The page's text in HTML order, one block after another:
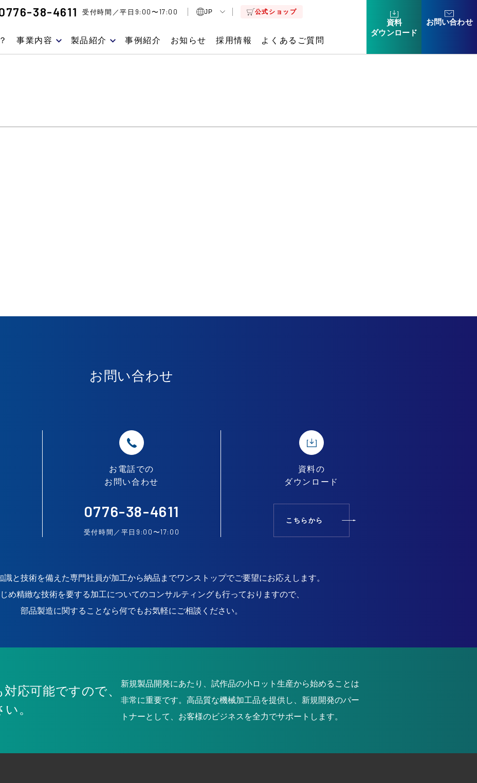
38-4611 受付時間／平日 9:00 〜17:00 JP 公式ショップ
事業内容 製品紹介 事例紹介 お知らせ 採用情報 よくあるご質問
資料
ダウンロード
お問い合わせ
お問い合わせ
お電話での
お問い合わせ
0776-38-4611
受付時間／平日 9:00 〜17:00
資料の
ダウンロード
こちらから
識と技術を備えた専門社員が加工から納品までワンストップでご要望にお応えします。
め精緻な技術を要する加工についてのコンサルティングも行っておりますので、
部品製造に関することなら何でもお気軽にご相談ください。
対応可能ですので、
。
新規製品開発にあたり、試作品の小ロット生産から始めることは
非常に重要です。高品質な機械加工品を提供し、新規開発のパー
トナーとして、お客様のビジネスを全力でサポートします。